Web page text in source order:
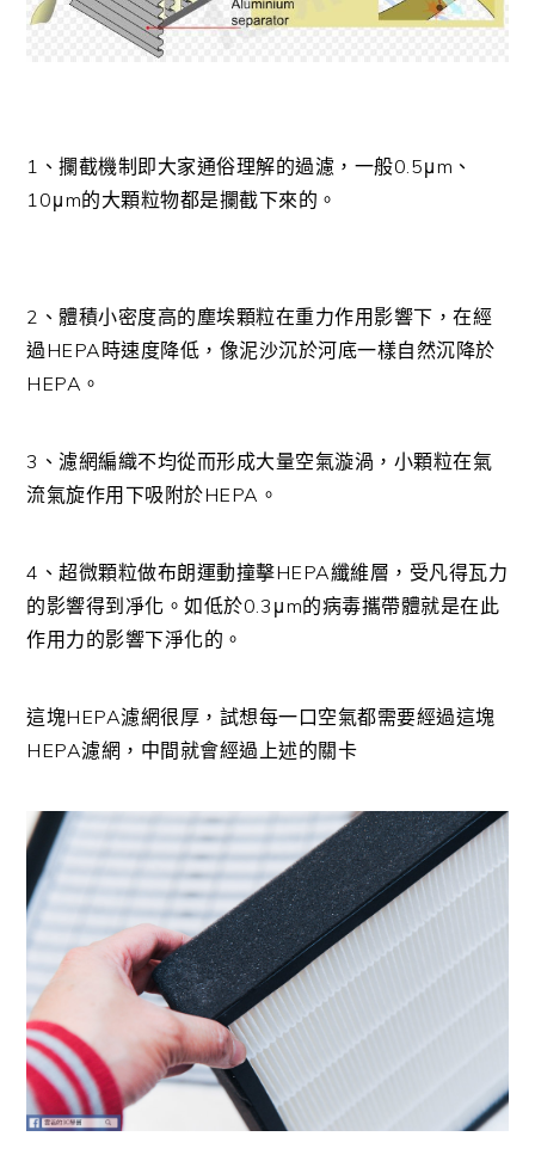
1、攔截機制即大家通俗理解的過濾，一般0.5μm、
10μm的大顆粒物都是攔截下來的。
2、體積小密度高的塵埃顆粒在重力作用影響下，在經
過HEPA時速度降低，像泥沙沉於河底一樣自然沉降於
HEPA。
3、濾網編織不均從而形成大量空氣漩渦，小顆粒在氣
流氣旋作用下吸附於HEPA。
4、超微顆粒做布朗運動撞擊HEPA纖維層，受凡得瓦力
的影響得到凈化。如低於0.3μm的病毒攜帶體就是在此
作用力的影響下淨化的。
這塊HEPA濾網很厚，試想每一口空氣都需要經過這塊
HEPA濾網，中間就會經過上述的關卡